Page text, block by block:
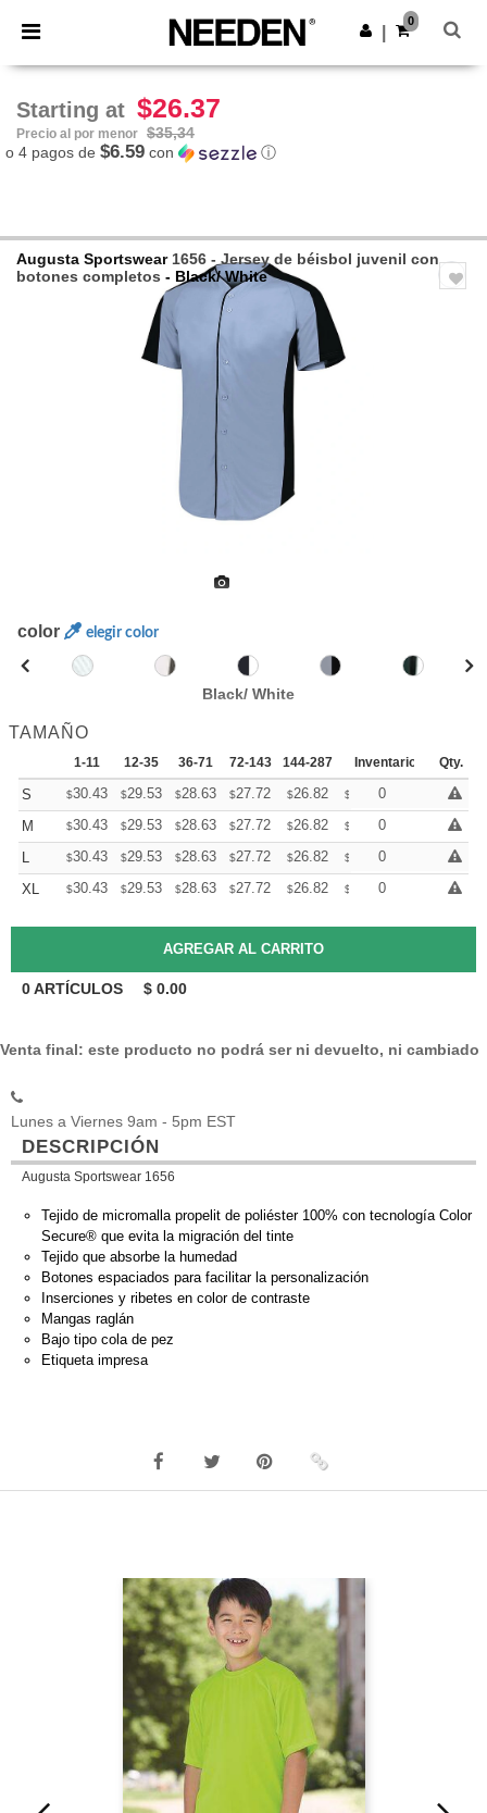
× App de Needen
¡Mejores precios en app!
Descargar app
0
Starting at $26.37
Precio al por menor $35,34
o 4 pagos de $6.59 con ⓘ
Augusta Sportswear1656 - Jersey de béisbol juvenil con
botones completos - Black/ White
color elegir color
Black/ White
TAMAÑO
1-11 12-35 36-71 72-143 144-287 288 + Mas
Inventario Qty.
S $30.43 $29.53 $28.63 $27.72 $26.82 $ 26.37
0
M
$30.43 $29.53 $28.63 $27.72 $26.82 $ 26.37
0
L
$30.43 $29.53 $28.63 $27.72 $26.82 $ 26.37
0
XL
$30.43 $29.53 $28.63 $27.72 $26.82 $ 26.37
0
0ARTÍCULOS $ 0.00
Venta final: este producto no podrá ser ni devuelto, ni cambiado
Lunes a Viernes 9am - 5pm EST
DESCRIPCIÓN
Augusta Sportswear 1656
Tejido de micromalla propelit de poliéster 100% con tecnología Color
Secure® que evita la migración del tinte
Tejido que absorbe la humedad
Botones espaciados para facilitar la personalización
Inserciones y ribetes en color de contraste
Mangas raglán
Bajo tipo cola de pez
Etiqueta impresa